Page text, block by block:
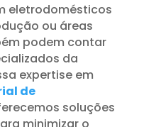
eletrodomésticos
ou áreas
podem contar
da
expertise em
de
soluções
minimizar o